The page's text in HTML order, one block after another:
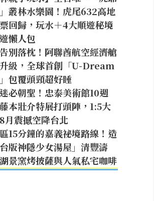
叢林水樂園！虎尾632高地
回歸，玩水＋4大順遊秘境
懶人包
別落枕！阿聯酋航空經濟艙
級，全球首創「U-Dream
包覆頭頸超好睡
必朝聖！忠泰美術館10週
本壯介特展打頭陣，1:5大
月震撼空降台北
15分鐘的嘉義祕境路線！造
版神隱少女湯屋」清豐濤
景窯烤披薩與人氣私宅咖啡